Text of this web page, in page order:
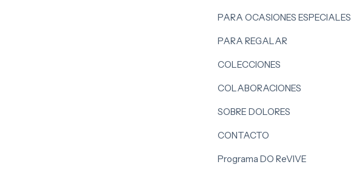
PARA OCASIONES ESPECIALES
PARA REGALAR
COLECCIONES
COLABORACIONES
SOBRE DOLORES
CONTACTO
Programa DO ReVIVE